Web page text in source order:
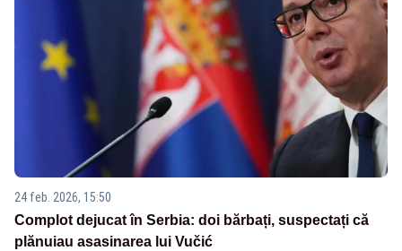
24 feb. 2026, 15:50
Complot dejucat în Serbia: doi bărbați, suspectați că
plănuiau asasinarea lui Vučić